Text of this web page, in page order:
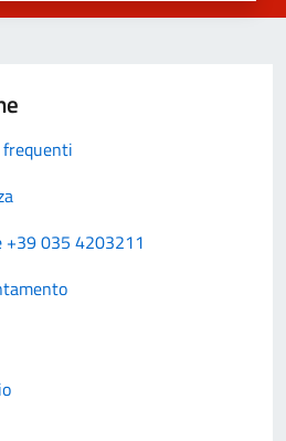
frequenti
+39 035 4203211